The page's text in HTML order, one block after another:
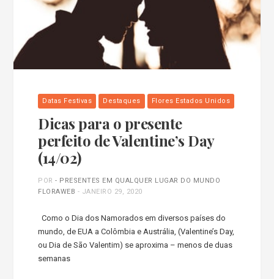
Datas Festivas Destaques Flores Estados Unidos
Dicas para o presente
perfeito de Valentine’s Day
(14/02)
POR- PRESENTES EM QUALQUER LUGAR DO MUNDO
FLORAWEB - JANEIRO 29, 2020
Como o Dia dos Namorados em diversos países do
mundo, de EUA a Colômbia e Austrália, (Valentine’s Day,
ou Dia de São Valentim) se aproxima – menos de duas
semanas